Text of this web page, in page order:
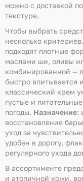
можно с доставкой
текстуре.
Чтобы выбрать
несколько критериев.
подходят плотные
маслами ши, оливы
комбинированной —
быстро впитывается
классический крем
густые и
погоды. Назначение:
восстановление
уход за
удобен в дорогу,
регулярного ухода
В ассортименте
и атопичной кожи,